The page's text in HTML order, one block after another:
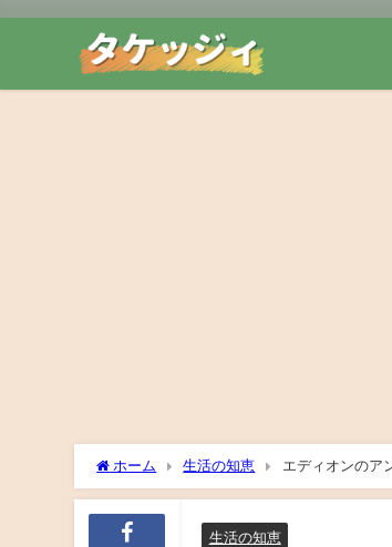
ホーム 生活の知恵 エディオンのア
生活の知恵